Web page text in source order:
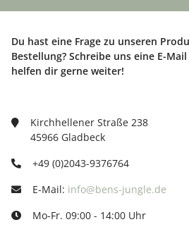
Du hast eine Frage zu unseren
Bestellung? Schreibe uns eine E-
helfen dir gerne weiter!
Kirchhellener Straße 238
45966 Gladbeck
+49 (0)2043-9376764
E-Mail: info@bens-jungle.de
Mo-Fr. 09:00 - 14:00 Uhr